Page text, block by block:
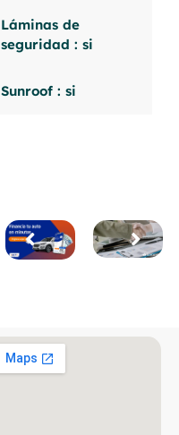
Láminas de
seguridad : si
Sunroof : si